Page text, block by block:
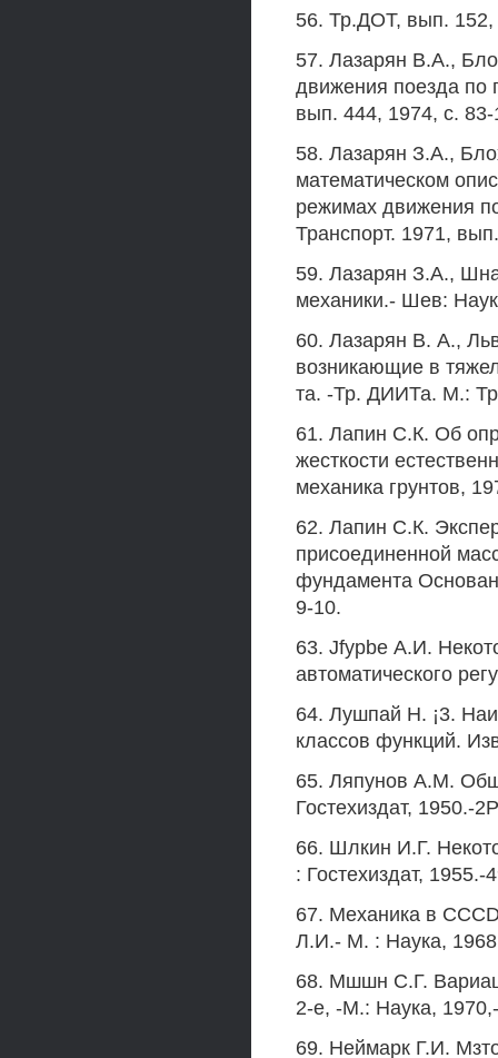
56. Тр.ДОТ, вып. 152,
57. Лазарян В.А.,
движения поезда
вып. 444, 1974, с. 83-
58. Лазарян З.А.,
математическом
режимах движения
Транспорт. 1971,
59. Лазарян З.А.,
механики.- Шев:
60. Лазарян В. А.,
возникающие в
та. -Тр. ДИИТа. М.:
61. Лапин С.К. Об
жесткости
механика грунтов,
62. Лапин С.К.
присоединенной
фундамента
9-10.
63. Jfypbe А.И.
автоматического
64. Лушпай Н. ¡3.
классов функций.
65. Ляпунов A.M.
Гостехиздат, 1950.-
66. Шлкин И.Г.
: Гостехиздат, 1955.-
67. Механика в
Л.И.- М. : Наука,
68. Мшшн С.Г.
2-е, -М.: Наука,
69. Неймарк Г.И.